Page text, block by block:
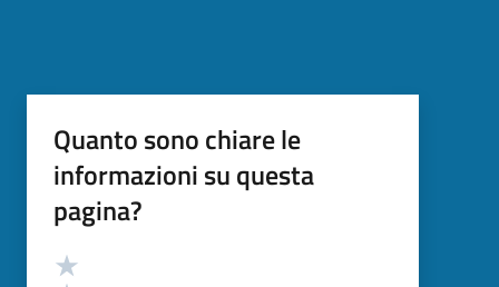
Quanto sono chiare le
informazioni su questa
pagina?
Valutazione